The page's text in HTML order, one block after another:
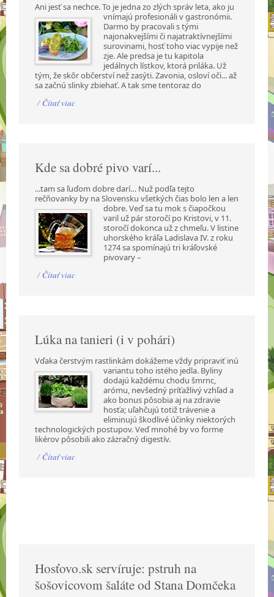
Ani jesť sa nechce. To je jedna zo zlých správ leta, ako ju
vnímajú profesionáli v gastronómii.
Darmo by pracovali s tými
najonakvejšími či najatraktívnejšími
surovinami, hosť toho viac vypije než
zje. Ale predsa je tu kapitola
jedálnych lístkov, ktorá priláka. Už
tým, že skôr občerství než zasýti. Zavonia, osloví oči... až
sa začnú slinky zbiehať. A tak sme tentoraz do
/ Čítať viac
Kde sa dobré pivo varí...
...tam sa ľuďom dobre darí… Nuž podľa tejto
rečňovanky by na Slovensku všetkých čias bolo len a len
dobre. Veď sa tu mok s čiapočkou
varil už pár storočí po Kristovi, v 11.
storočí dokonca už z chmeľu. V listine
uhorského kráľa Ladislava IV. z roku
1274 sa spomínajú tri kráľovské
pivovary –
/ Čítať viac
Lúka na tanieri (i v pohári)
Vďaka čerstvým rastlinkám dokážeme vždy pripraviť inú
variantu toho istého jedla. Byliny
dodajú každému chodu šmrnc,
arómu, nevšedný príťažlivý vzhľad a
ako bonus pôsobia aj na zdravie
hosťa; uľahčujú totiž trávenie a
eliminujú škodlivé účinky niektorých
technologických postupov. Veď mnohé by vo forme
likérov pôsobili ako zázračný digestív.
/ Čítať viac
Hosťovo.sk servíruje: pstruh na
šošovicovom šaláte od Stana Domčeka